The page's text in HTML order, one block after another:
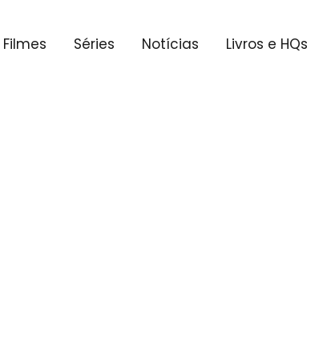
Filmes Séries Notícias Livros e HQs